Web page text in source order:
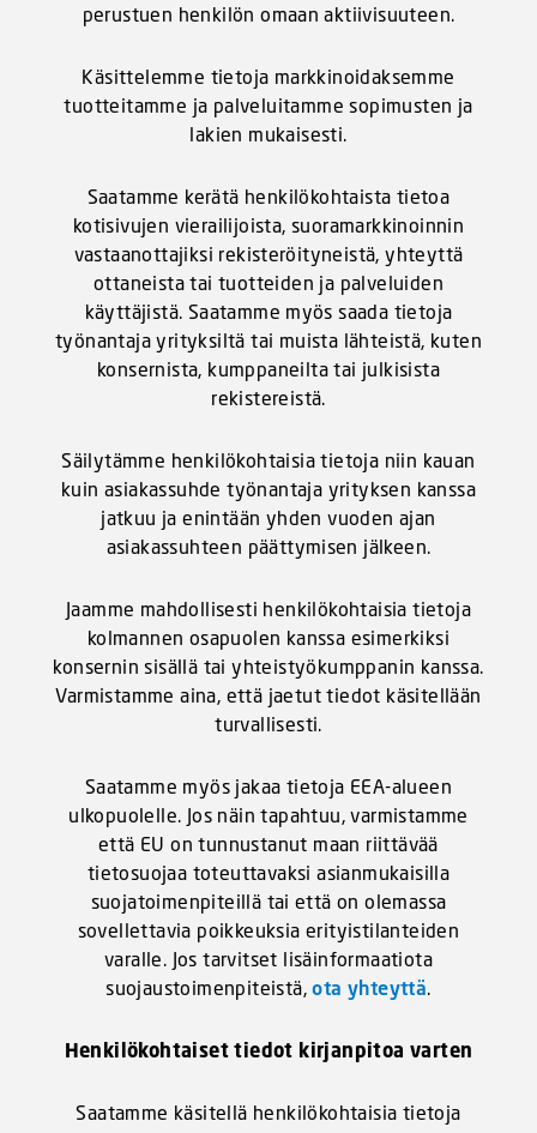
perustuen henkilön omaan aktiivisuuteen.
Käsittelemme tietoja markkinoidaksemme
tuotteitamme ja palveluitamme sopimusten ja
lakien mukaisesti.
Saatamme kerätä henkilökohtaista tietoa
kotisivujen vierailijoista, suoramarkkinoinnin
vastaanottajiksi rekisteröityneistä, yhteyttä
ottaneista tai tuotteiden ja palveluiden
käyttäjistä. Saatamme myös saada tietoja
työnantaja yrityksiltä tai muista lähteistä, kuten
konsernista, kumppaneilta tai julkisista
rekistereistä.
Säilytämme henkilökohtaisia tietoja niin kauan
kuin asiakassuhde työnantaja yrityksen kanssa
jatkuu ja enintään yhden vuoden ajan
asiakassuhteen päättymisen jälkeen.
Jaamme mahdollisesti henkilökohtaisia tietoja
kolmannen osapuolen kanssa esimerkiksi
konsernin sisällä tai yhteistyökumppanin kanssa.
Varmistamme aina, että jaetut tiedot käsitellään
turvallisesti.
Saatamme myös jakaa tietoja EEA-alueen
ulkopuolelle. Jos näin tapahtuu, varmistamme
että EU on tunnustanut maan riittävää
tietosuojaa toteuttavaksi asianmukaisilla
suojatoimenpiteillä tai että on olemassa
sovellettavia poikkeuksia erityistilanteiden
varalle. Jos tarvitset lisäinformaatiota
suojaustoimenpiteistä,ota yhteyttä
Henkilökohtaiset tiedot kirjanpitoa varten
Saatamme käsitellä henkilökohtaisia tietoja